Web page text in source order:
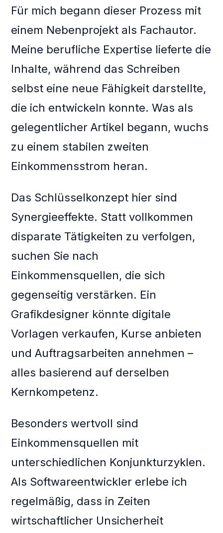
Für mich begann dieser Prozess mit
einem Nebenprojekt als Fachautor.
Meine berufliche Expertise lieferte die
Inhalte, während das Schreiben
selbst eine neue Fähigkeit darstellte,
die ich entwickeln konnte. Was als
gelegentlicher Artikel begann, wuchs
zu einem stabilen zweiten
Einkommensstrom heran.
Das Schlüsselkonzept hier sind
Synergieeffekte. Statt vollkommen
disparate Tätigkeiten zu verfolgen,
suchen Sie nach
Einkommensquellen, die sich
gegenseitig verstärken. Ein
Grafikdesigner könnte digitale
Vorlagen verkaufen, Kurse anbieten
und Auftragsarbeiten annehmen –
alles basierend auf derselben
Kernkompetenz.
Besonders wertvoll sind
Einkommensquellen mit
unterschiedlichen Konjunkturzyklen.
Als Softwareentwickler erlebe ich
regelmäßig, dass in Zeiten
wirtschaftlicher Unsicherheit